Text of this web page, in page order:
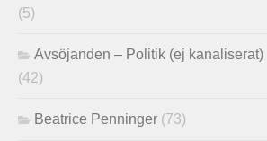
(5)
Avsöjanden – Politik (ej kanaliserat)
(42)
Beatrice Penninger (73)